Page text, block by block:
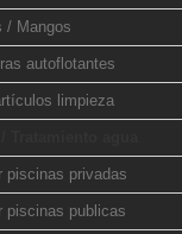
/ Mangos
autoflotantes
limpieza
piscinas privadas
piscinas publicas